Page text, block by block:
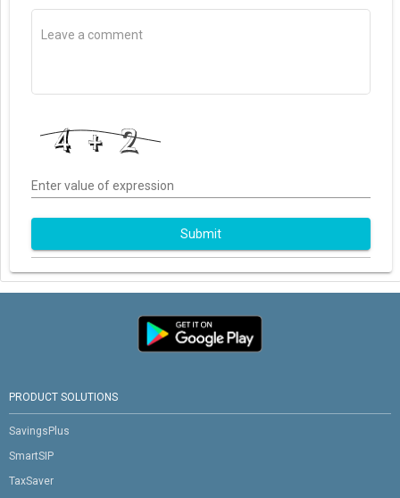
Enter value of expression
Submit
PRODUCT SOLUTIONS
SavingsPlus
SmartSIP
TaxSaver